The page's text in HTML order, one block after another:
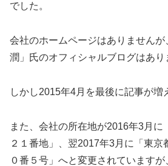
でした。
会社のホームページはありません
潤」氏のオフィシャルブログはあり
しかし2015年4月を最後に記事が増
また、会社の所在地が2016年3月に
２１番地」、翌2017年3月に「東京
０番５号」へと変更されています